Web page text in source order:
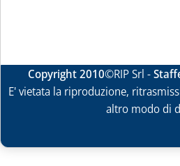
Copyright 2010©RIP Srl -
E' vietata la riproduzione,
altro modo di